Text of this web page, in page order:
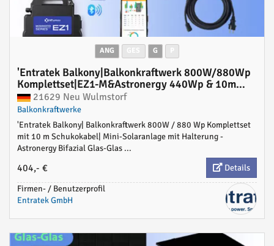
ANG G
'Entratek Balkony|Balkonkraftwerk 800W/880Wp
Komplettset|EZ1-M&Astronergy 440Wp & 10m
Schukokabel'
21629 Neu Wulmstorf
Balkonkraftwerke
'Entratek Balkony| Balkonkraftwerk 800W / 880 Wp Komplettset
mit 10 m Schukokabel| Mini-Solaranlage mit Halterung -
Astronergy Bifazial Glas-Glas ...
404,- €
Details
Firmen- / Benutzerprofil
Entratek GmbH